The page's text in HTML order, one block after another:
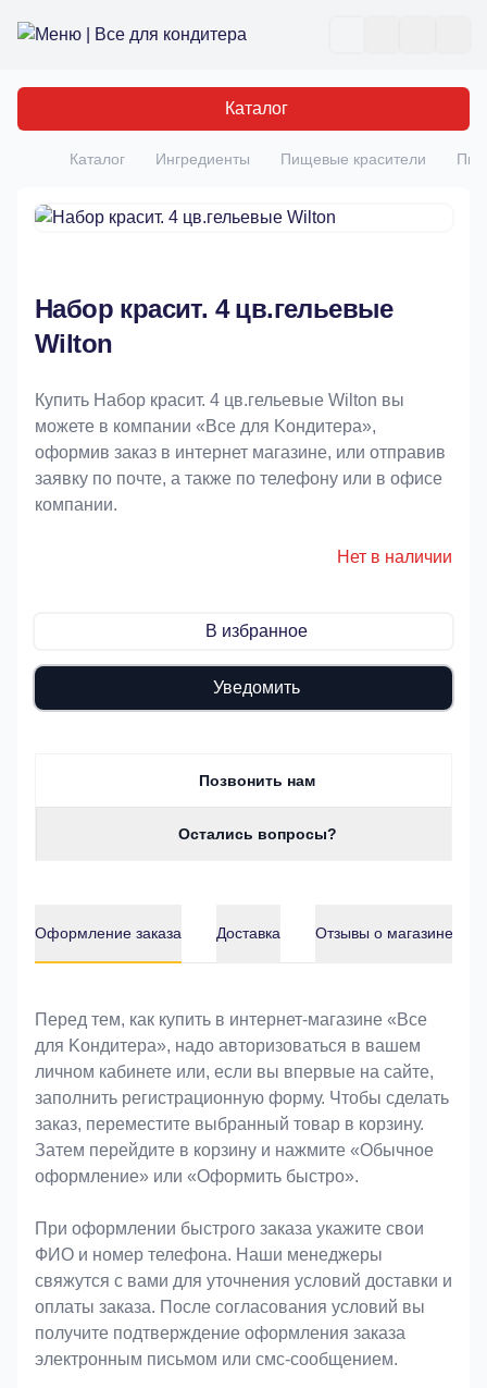
Все для кондитера
Каталог
Главная
Каталог Ингредиенты Пищевые красители
Набор красит. 4 цв.гельевые
Wilton
Купить Набор красит. 4 цв.гельевые Wilton вы
можете в компании «Bce для Koндитeрa»,
оформив заказ в интернет магазине, или отправив
заявку по почте, а также по телефону или в офисе
компании.
Нет в наличии
В избранное
Уведомить
Позвонить нам
Остались вопросы?
Оформление заказа Доставка Отзывы о магазине
Оформление заказа
Перед тем, как купить в интернет-магазине «Bce
для Koндитeрa», надо авторизоваться в вашем
личном кабинете или, если вы впервые на сайте,
заполнить регистрационную форму. Чтобы сделать
заказ, переместите выбранный товар в корзину.
Затем перейдите в корзину и нажмите «Обычное
оформление» или «Оформить быстро».
При оформлении быстрого заказа укажите свои
ФИО и номер телефона. Наши менеджеры
свяжутся с вами для уточнения условий доставки и
оплаты заказа. После согласования условий вы
получите подтверждение оформления заказа
электронным письмом или смс-сообщением.